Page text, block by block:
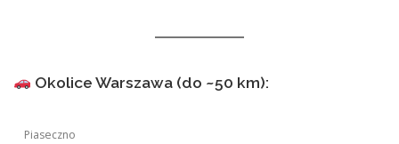
Okolice Warszawa (do ~50 km):
Piaseczno